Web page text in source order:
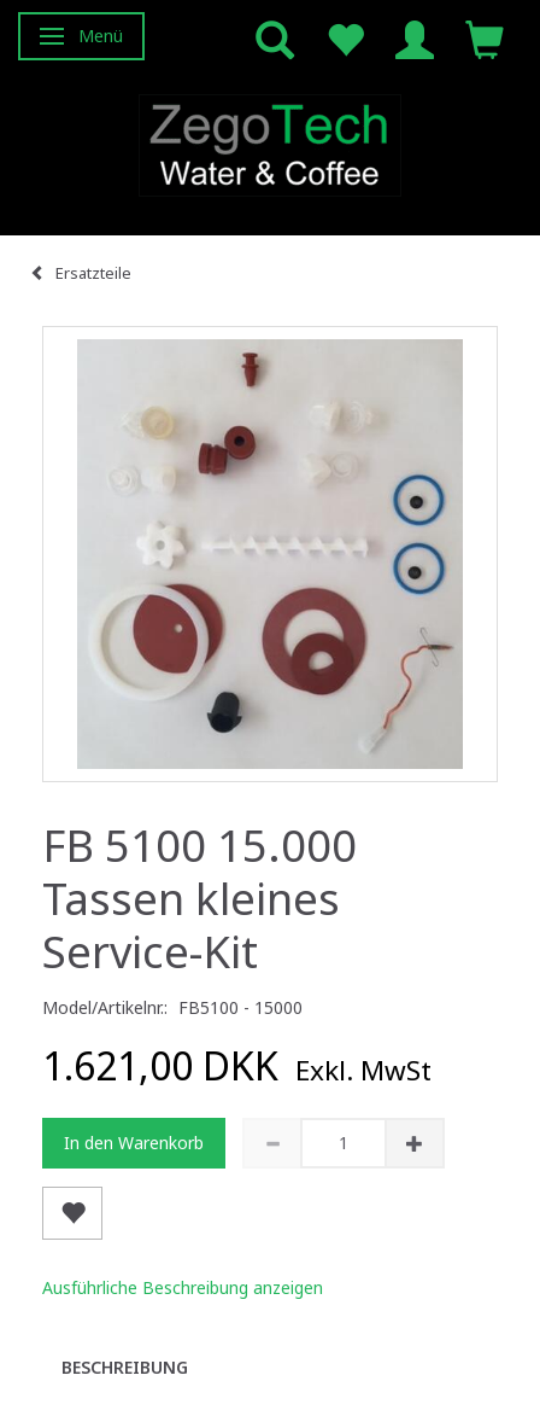
Anzeige ändern
Menü
Ersatzteile
FB 5100 15.000
Tassen kleines
Service-Kit
Model/Artikelnr.: FB5100 - 15000
1.621,00 DKK Exkl. MwSt
In den Warenkorb
Ausführliche Beschreibung anzeigen
BESCHREIBUNG